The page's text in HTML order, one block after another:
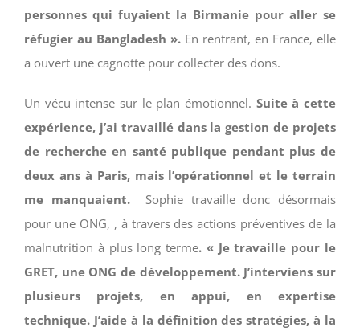
personnes qui fuyaient la Birmanie pour aller se
réfugier au Bangladesh ». En rentrant, en France, elle
a ouvert une cagnotte pour collecter des dons.
Un vécu intense sur le plan émotionnel. Suiteà cette
expérience, j’ai travaillé dans la gestion de projets
de recherche en santé publique pendant plus de
deux ans à Paris, mais l’opérationnelet le terrain
me manquaient.
Sophie travaille donc désormais
pour une ONG, , à travers des actions préventives de la
malnutrition à plus long terme. « Je travaille pour le
GRET, une ONG de développement. J’interviens sur
plusieurs projets, en appui, en expertise
technique. J’aide à la définition des stratégies, à la